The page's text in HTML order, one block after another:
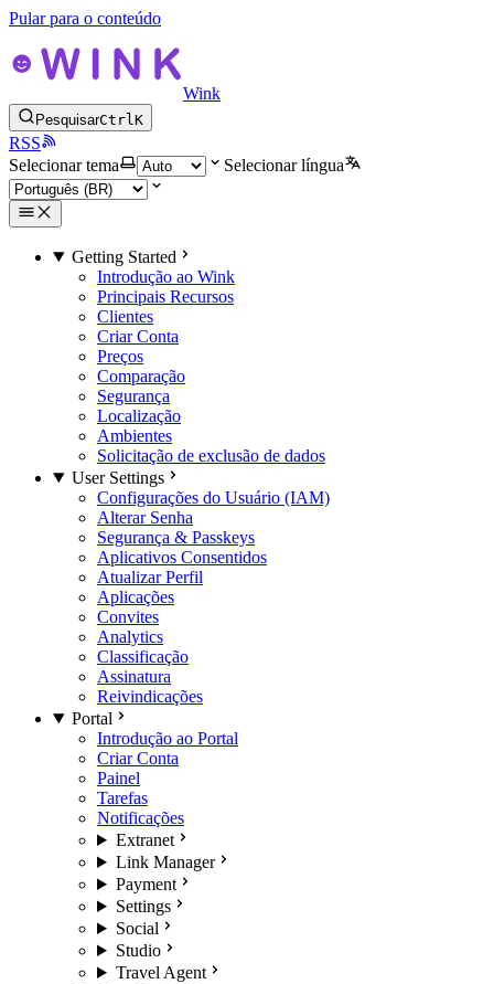
Pular para o conteúdo
Wink
PesquisarCtrlK
RSS
Selecionar tema
Selecionar língua
Getting Started
Introdução ao Wink
Principais Recursos
Clientes
Criar Conta
Preços
Comparação
Segurança
Localização
Ambientes
Solicitação de exclusão de dados
User Settings
Configurações do Usuário (IAM)
Alterar Senha
Segurança & Passkeys
Aplicativos Consentidos
Atualizar Perfil
Aplicações
Convites
Analytics
Classificação
Assinatura
Reivindicações
Portal
Introdução ao Portal
Criar Conta
Painel
Tarefas
Notificações
Extranet
Link Manager
Payment
Settings
Social
Studio
Travel Agent